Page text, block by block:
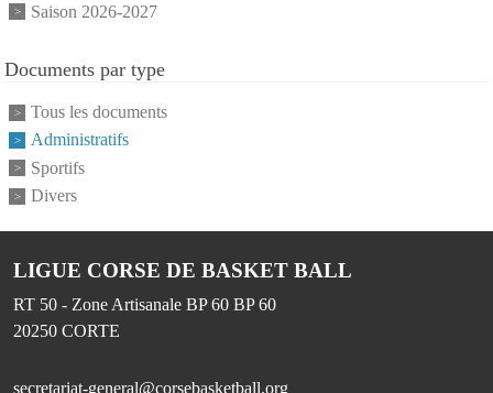
Saison 2026-2027
Documents par type
Tous les documents
Administratifs
Sportifs
Divers
LIGUE CORSE DE BASKET BALL
RT 50 - Zone Artisanale BP 60 BP 60
20250 CORTE
secretariat-general@corsebasketball.org